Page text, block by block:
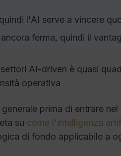
l'AI serve a vincere
ferma, quindi il
AI-driven è quasi
operativa
prima di entrare
su come l'intelligenza
di fondo applicabile a